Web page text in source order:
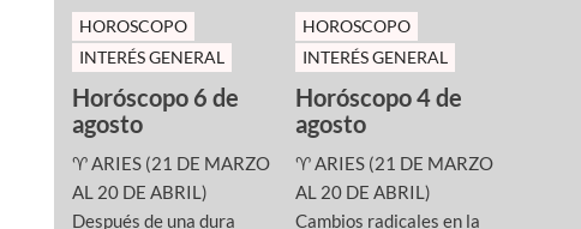
HOROSCOPO
INTERÉS GENERAL
Horóscopo 6 de
agosto
♈ ARIES (21 DE MARZO
AL 20 DE ABRIL)
Después de una dura
HOROSCOPO
INTERÉS GENERAL
Horóscopo 4 de
agosto
♈ ARIES (21 DE MARZO
AL 20 DE ABRIL)
Cambios radicales en la